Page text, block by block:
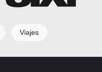
Viajes